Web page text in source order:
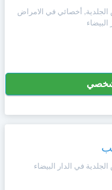
أخصائي في الامراض
البيضاء
في الدار البيضاء